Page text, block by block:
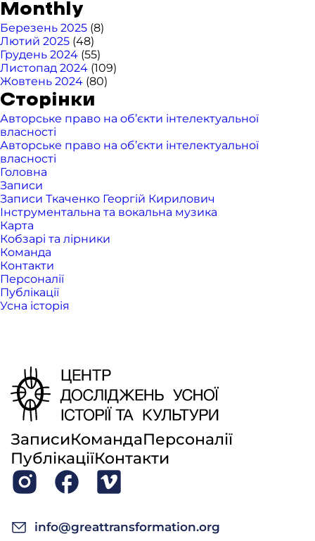
Monthly
Березень 2025 (8)
Лютий 2025 (48)
Грудень 2024 (55)
Листопад 2024 (109)
Жовтень 2024 (80)
Сторінки
Авторське право на об’єкти інтелектуальної
власності
Авторське право на об’єкти інтелектуальної
власності
Головна
Записи
Записи Ткаченко Георгій Кирилович
Інструментальна та вокальна музика
Карта
Кобзарі та лірники
Команда
Контакти
Персоналії
Публікації
Усна історія
ЗаписиКомандаПерсоналії
ПублікаціїКонтакти
info@greattransformation.org